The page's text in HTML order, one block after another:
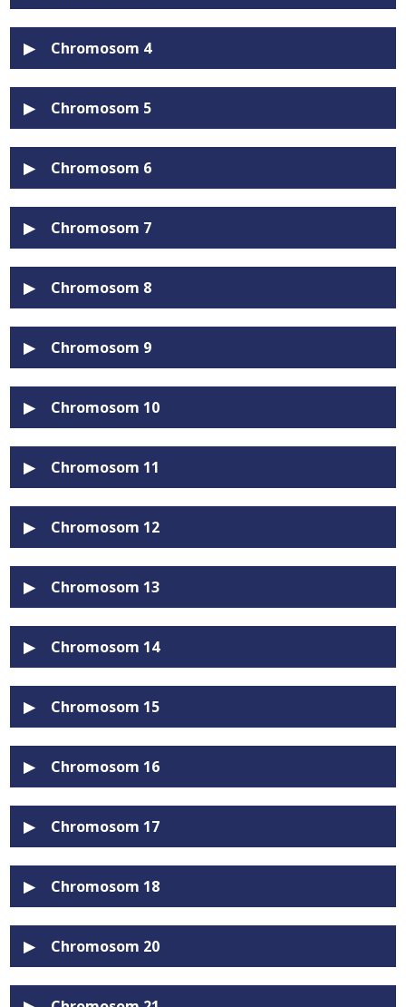
Chromosom 4
Chromosom 5
Chromosom 6
Chromosom 7
Chromosom 8
Chromosom 9
Chromosom 10
Chromosom 11
Chromosom 12
Chromosom 13
Chromosom 14
Chromosom 15
Chromosom 16
Chromosom 17
Chromosom 18
Chromosom 20